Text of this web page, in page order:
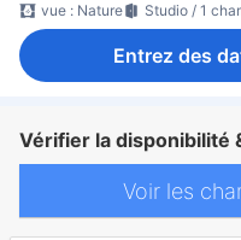
vue : Nature
Studio / 1
Entrez des
Vérifier la disponibilité
Voir les